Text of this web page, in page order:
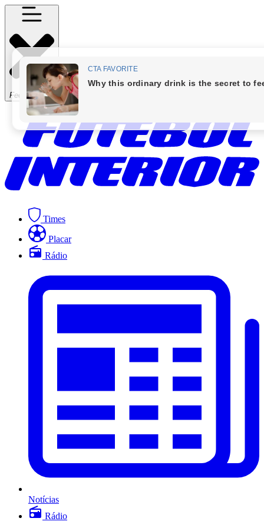
Fechar Menu
Times
Placar
Rádio
Notícias
Rádio